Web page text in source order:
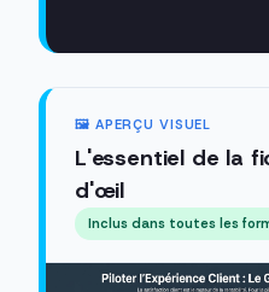
🖼️ APERÇU VISUEL
L'essentiel de la
d'œil
Inclus dans toutes les